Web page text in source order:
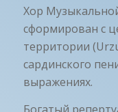
Хор
сформирован с
территории
сардинского
выражениях.